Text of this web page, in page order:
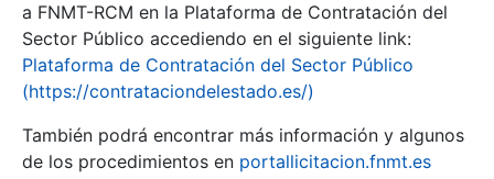
a FNMT-RCM en la Plataforma de Contratación del
Sector Público accediendo en el siguiente link:
Plataforma de Contratación del Sector Público
(https://contrataciondelestado.es/)
También podrá encontrar más información y algunos
de los procedimientos en portallicitacion.fnmt.es